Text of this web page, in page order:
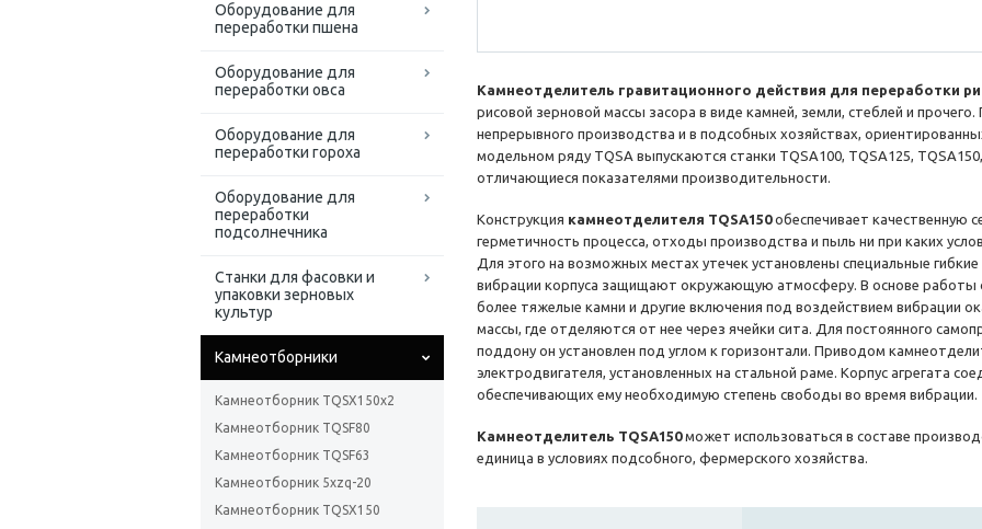
Оборудование для
переработки пшена
Оборудование для
переработки овса
Оборудование для
переработки гороха
Оборудование для
переработки
подсолнечника
Станки для фасовки и
упаковки зерновых
культур
Камнеотборники
Камнеотборник TQSX150х2
Камнеотборник TQSF80
Камнеотборник TQSF63
Камнеотборник 5xzq-20
Камнеотборник TQSX150
Камнеотделитель гравитационного действия для переработки
рисовой зерновой массы засора в виде камней, земли, стеблей и
непрерывного производства и в подсобных хозяйствах,
модельном ряду TQSА выпускаются станки TQSA100, TQSA125,
отличающиеся показателями производительности.
Конструкция камнеотделителя TQSА150обеспечивает качественную
герметичность процесса, отходы производства и пыль ни при каких
Для этого на возможных местах утечек установлены специальные
вибрации корпуса защищают окружающую атмосферу. В основе работы
более тяжелые камни и другие включения под воздействием вибрации
массы, где отделяются от нее через ячейки сита. Для постоянного
поддону он установлен под углом к горизонтали. Приводом
электродвигателя, установленных на стальной раме. Корпус агрегата
обеспечивающих ему необходимую степень свободы во время вибрации.
Камнеотделитель TQSА150может использоваться в составе
единица в условиях подсобного, фермерского хозяйства.